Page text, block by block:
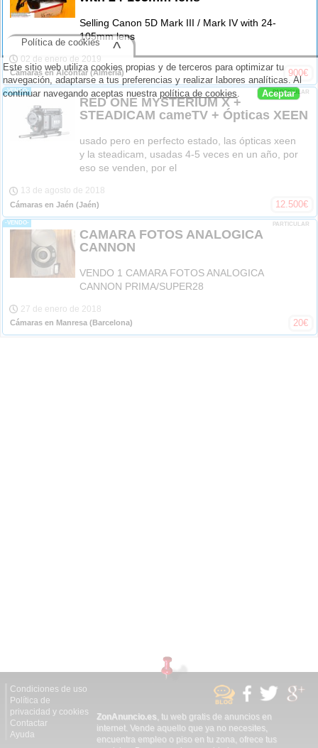
Selling Canon 5D Mark III / Mark IV with 24-
105mm lens
02 de enero de 2019
Cámaras en Alcóntar(Almería) 900€
-VENDO- PARTICULAR
RED ONE MYSTERIUM X +
STEADICAM cameTV + Ópticas XEEN
usado pero en perfecto estado, las ópticas xeen
y la steadicam, usadas 4-5 veces en un año, por
eso se venden, por el
13 de agosto de 2018
Cámaras en Jaén (Jaén) 12.500€
-VENDO- PARTICULAR
CAMARA FOTOS ANALOGICA
CANNON
VENDO 1 CAMARA FOTOS ANALOGICA
CANNON PRIMA/SUPER28
27 de enero de 2018
Cámaras en Manresa (Barcelona) 20€
Condiciones de uso
Política de
privacidad y cookies
Contactar
Ayuda
ZonAnuncio.es , tu web gratis de anuncios en
internet. Vende aquello que ya no necesites,
encuentra empleo o piso en tu zona, ofrece tus
Este sitio web utiliza cookies propias y de terceros para optimizar tu
navegación, adaptarse a tus preferencias y realizar labores analíticas. Al
continuar navegando aceptas nuestrapolítica de cookies Aceptar
Política de cookies ^